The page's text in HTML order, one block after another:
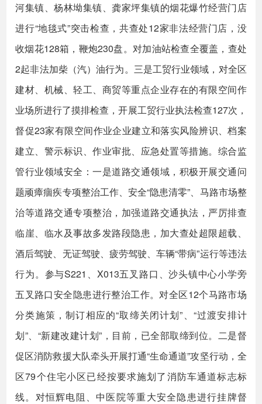
河集镇、杨林坳集镇、龚家坪集镇的烟花爆竹经营门店
进行“地毯式”突击检查，共查处12家非法经营门店，没
收烟花128箱，鞭炮230盘。对加油站检查全覆盖，查处
2起非法加柴（汽）油行为。三是工贸行业领域，对全区
建材、机械、轻工、商贸等重点企业存在的有限空间作
业场所进行了摸排检查，开展工贸行业执法检查127次，
督促23家有限空间作业企业建立和落实风险辨识、档案
建立、警示标识、作业审批、应急处置等措施。综合监
管行业领域安全：一是道路交通领域，积极开展交通问
题顽瘴痼疾专项整治工作、安全“隐患清零”、马路市场整
治等道路交通专项整治，加强道路交通执法，严厉排查
临崖、临水及事故多发路段隐患，加大查处超限超载、
酒后驾驶、无证驾驶、疲劳驾驶、车辆“带病”运行等违法
行为。参与S221、X013五叉路口、沙头镇中心小学旁
五叉路口安全隐患进行整治工作。对全区12个马路市场
分类施策，制订相应的“取缔关闭计划”、“过渡安排计
划”、“新建改建计划”，目前，已全部取缔到位。二是督
促区消防救援大队牵头开展打通“生命通道”攻坚行动，全
区79个住宅小区已经按要求施划了消防车通道标志标
线。对恒辉电阻、中医院等重大安全隐患进行挂牌督